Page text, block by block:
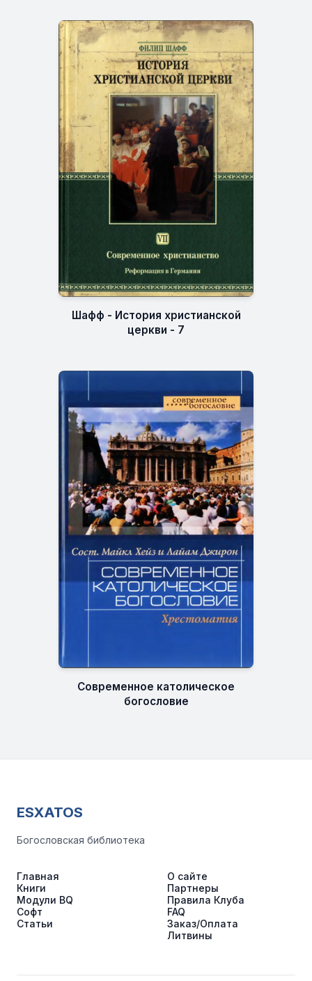
Шафф - История христианской
церкви - 7
Современное католическое
богословие
ESXATOS
Богословская библиотека
Главная
Книги
Модули BQ
Софт
Статьи
О сайте
Партнеры
Правила Клуба
FAQ
Заказ/Оплата
Литвины